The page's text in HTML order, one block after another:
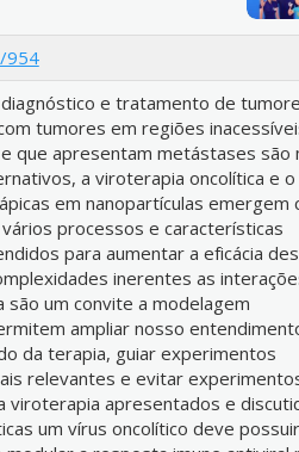
954
e tratamento de
tumores em regiões
que apresentam metástases são
a viroterapia oncolítica e o
em nanopartículas emergem
processos e características
para aumentar a eficácia
inerentes as
um convite a modelagem
ampliar nosso
da terapia, guiar experimentos
relevantes e evitar
viroterapia apresentados e
um vírus oncolítico deve